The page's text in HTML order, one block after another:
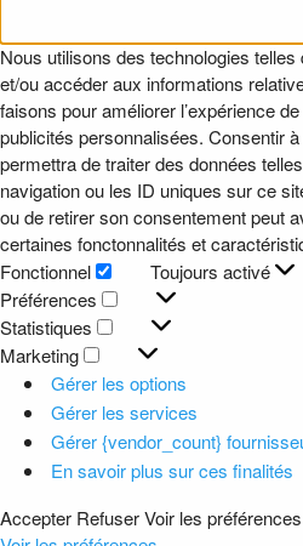
Nous utilisons des technologies
et/ou accéder aux informations
faisons pour améliorer l’expérience
publicités personnalisées. Consentir
permettra de traiter des données
navigation ou les ID uniques sur ce
ou de retirer son consentement peut
certaines fonctonnalités et
Fonctionnel
Fonctionnel
Toujours activé
Préférences
Préférences
Statistiques
Statistiques
Marketing
Marketing
Gérer les options
Gérer les services
Gérer {vendor_count}
En savoir plus sur ces finalités
Accepter RefuserVoir les préférences